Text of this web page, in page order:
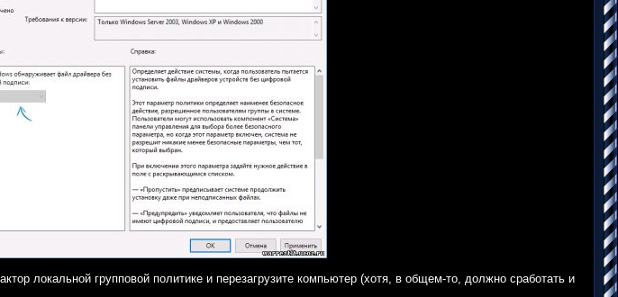
локальной групповой политике и перезагрузите компьютер (хотя, в общем-то, должно сработать и